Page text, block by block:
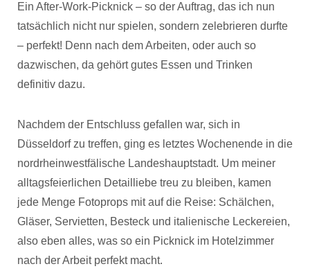
Ein After-Work-Picknick – so der Auftrag, das ich nun
tatsächlich nicht nur spielen, sondern zelebrieren durfte
– perfekt! Denn nach dem Arbeiten, oder auch so
dazwischen, da gehört gutes Essen und Trinken
definitiv dazu.
Nachdem der Entschluss gefallen war, sich in
Düsseldorf zu treffen, ging es letztes Wochenende in die
nordrheinwestfälische Landeshauptstadt. Um meiner
alltagsfeierlichen Detailliebe treu zu bleiben, kamen
jede Menge Fotoprops mit auf die Reise: Schälchen,
Gläser, Servietten, Besteck und italienische Leckereien,
also eben alles, was so ein Picknick im Hotelzimmer
nach der Arbeit perfekt macht.